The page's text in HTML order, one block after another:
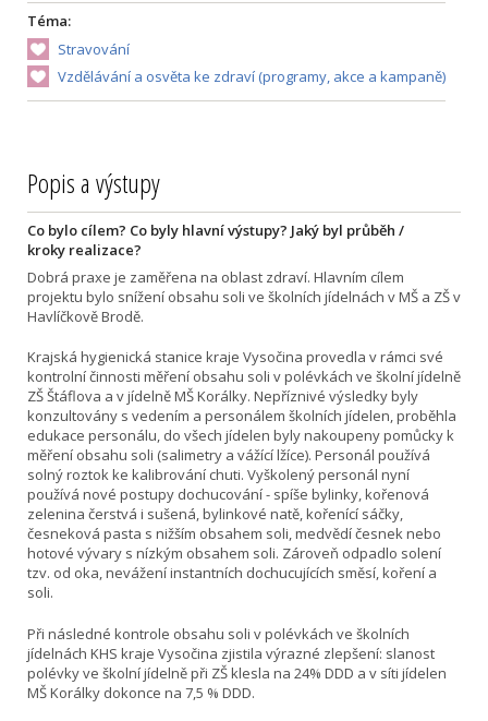
Téma:
Stravování
Vzdělávání a osvěta ke zdraví (programy, akce a kampaně)
Popis a výstupy
Co bylo cílem? Co byly hlavní výstupy? Jaký byl průběh /
kroky realizace?
Dobrá praxe je zaměřena na oblast zdraví. Hlavním cílem
projektu bylo snížení obsahu soli ve školních jídelnách v MŠ a ZŠ v
Havlíčkově Brodě.
Krajská hygienická stanice kraje Vysočina provedla v rámci své
kontrolní činnosti měření obsahu soli v polévkách ve školní jídelně
ZŠ Štáflova a v jídelně MŠ Korálky. Nepříznivé výsledky byly
konzultovány s vedením a personálem školních jídelen, proběhla
edukace personálu, do všech jídelen byly nakoupeny pomůcky k
měření obsahu soli (salimetry a vážící lžíce). Personál používá
solný roztok ke kalibrování chuti. Vyškolený personál nyní
používá nové postupy dochucování - spíše bylinky, kořenová
zelenina čerstvá i sušená, bylinkové natě, kořenící sáčky,
česneková pasta s nižším obsahem soli, medvědí česnek nebo
hotové vývary s nízkým obsahem soli. Zároveň odpadlo solení
tzv. od oka, nevážení instantních dochucujících směsí, koření a
soli.
Při následné kontrole obsahu soli v polévkách ve školních
jídelnách KHS kraje Vysočina zjistila výrazné zlepšení: slanost
polévky ve školní jídelně při ZŠ klesla na 24% DDD a v síti jídelen
MŠ Korálky dokonce na 7,5 % DDD.